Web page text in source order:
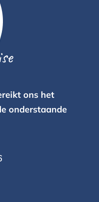
ons het
onderstaande